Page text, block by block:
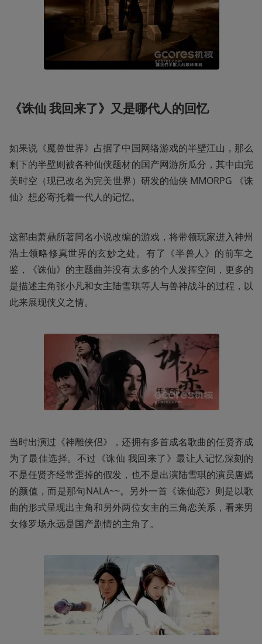
《诛仙 我回来了》又是哪代人的回忆
如果说《魔兽世界》占据了中国网络游戏的半壁江山，那么
剩下的半壁则被各种仙侠题材的国产网游所瓜分，其中由完
美时空（现已改名为完美世界）研发的仙侠 MMORPG 《诛
仙》想必寄托着一代人的记忆。
这部由萧鼎所著同名小说改编的游戏，将带领玩家进入神州
浩土领略修真世界的玄妙之处。有了《半兽人》的前车之
鉴，《诛仙》的主题曲并没有太多的个人发挥空间，更多的
是描述主角张小凡和女主陆雪琪等人与兽神战斗的过程，以
此来展现侠义之情。
当时出演过《神雕侠侣》，还拥有多首成名歌曲的任贤齐成
为了最佳选择。不过《诛仙 我回来了》最让人记忆深刻的
不是任贤齐经常歪掉的假发，也不是出演陆雪琪的演员唐嫣
的颜值，而是那句NALA~~。另外一首《诛仙恋》则是以歌
曲的形式呈现出主角和另外两位女主的三角恋关系，看来男
女修罗场永远是国产剧情的主角了。